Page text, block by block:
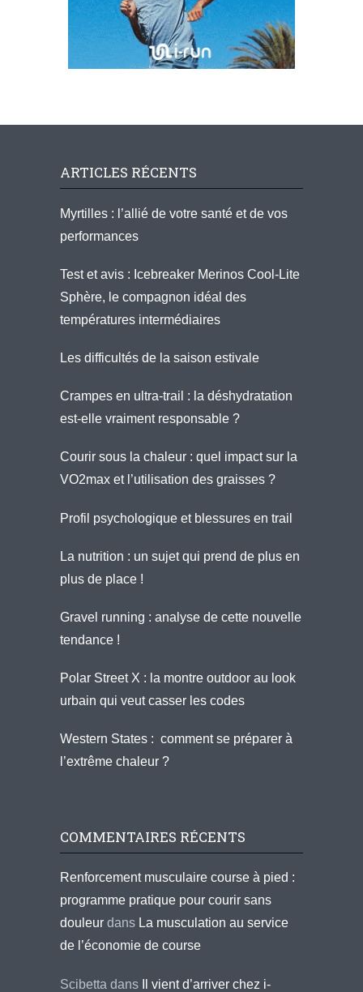
ARTICLES RÉCENTS
Myrtilles : l’allié de votre santé et de vos
performances
Test et avis : Icebreaker Merinos Cool-Lite
Sphère, le compagnon idéal des
températures intermédiaires
Les difficultés de la saison estivale
Crampes en ultra-trail : la déshydratation
est-elle vraiment responsable ?
Courir sous la chaleur : quel impact sur la
VO2max et l’utilisation des graisses ?
Profil psychologique et blessures en trail
La nutrition : un sujet qui prend de plus en
plus de place !
Gravel running : analyse de cette nouvelle
tendance !
Polar Street X : la montre outdoor au look
urbain qui veut casser les codes
Western States : comment se préparer à
l’extrême chaleur ?
COMMENTAIRES RÉCENTS
Renforcement musculaire course à pied :
programme pratique pour courir sans
douleur dans La musculation au service
de l’économie de course
Scibetta dans
Il vient d’arriver chez i-